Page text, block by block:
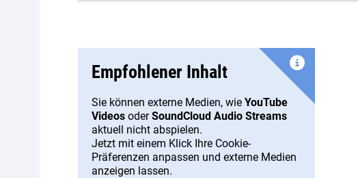
Empfohlener Inhalt
Sie können externe Medien, wie YouTube
Videos oderSoundCloud Audio Streams
aktuell nicht abspielen.
Jetzt mit einem Klick Ihre Cookie-
Präferenzen anpassen und externe Medien
anzeigen lassen.